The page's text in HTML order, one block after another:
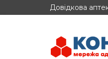
Довідкова